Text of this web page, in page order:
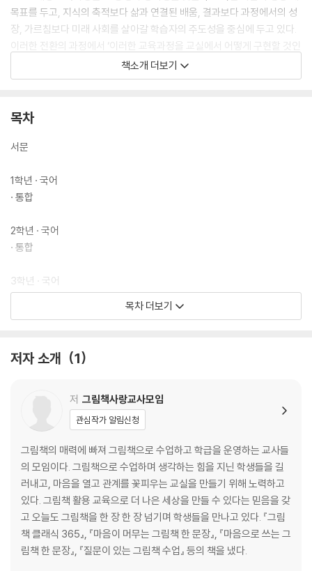
목표를 두고, 지식의 축적보다 삶과 연결된 배움, 결과보다 과정에서의 성
장, 가르침보다 미래 사회를 살아갈 학습자의 주도성을 중심에 두고 있다.
이러한 전환의 과정에서 ‘이러한 교육과정을 교실에서 어떻게 구현할 것인
가?’하는 질문과 마주하게 된다. 이때 그림책은 짧은 분량 안에 언어, 이미
지, 감정, 가치, 질문을 함께 담아내며, 학습자가 스스로 의미를 구성하도
는 학습, 통합적 사고와 본질적으로 맞닿아 있다.
한 권의 그림책은 국어 수업에서 생각의 깊이를 더하는 마중물이 되고, 통
사회 과목에서는 현상과 세상을 바라보는 다각적인 시선을 제공하며, 도덕
수업에서는 가치 성찰의 기회를, 실과 수업에서는 지속 가능한 삶의 태도
은 질문에서 시작된다. 그림책은 정답을 제시하기보다 여백을 남기고, 그
여백은 아이들의 질문과 해석으로 채워진다. 아이들은 그림책 속 인물의
연결한다. 이 과정에서 배움은 교사가 전달하는 것이 아니라, 학습자 스스
로 구성하는 경험이 된다.
책소개 더보기
목차
서문
1학년 · 국어
· 통합
2학년 · 국어
· 통합
3학년 · 국어
· 도덕
4학년 · 국어
5학년 · 국어
· 도덕
· 사회
· 과학
· 실과
6학년 · 국어
목차 더보기
저자 소개 1
저 그림책사랑교사모임
관심작가 알림신청
그림책의 매력에 빠져 그림책으로 수업하고 학급을 운영하는 교사들
의 모임이다. 그림책으로 수업하며 생각하는 힘을 지닌 학생들을 길
러내고, 마음을 열고 관계를 꽃피우는 교실을 만들기 위해 노력하고
있다. 그림책 활용 교육으로 더 나은 세상을 만들 수 있다는 믿음을 갖
고 오늘도 그림책을 한 장 한 장 넘기며 학생들을 만나고 있다. 『그림
책 클래식 365』, 『마음이 머무는 그림책 한 문장』, 『마음으로 쓰는 그
림책 한 문장』, 『질문이 있는 그림책 수업』 등의 책을 냈다.